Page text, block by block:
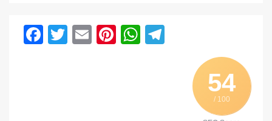
Facebook
Twitter
EmailPinterest
WhatsApp
54
/ 100